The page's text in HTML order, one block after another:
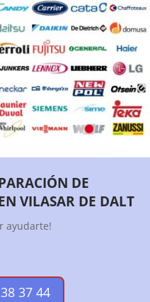
DE
VILASAR DE DALT
ayudarte!
37 44